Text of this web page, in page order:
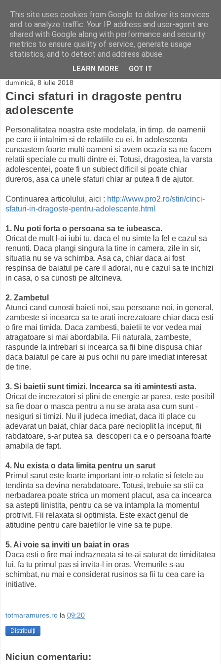
Colegiul Economic
Online
duminică, 8 iulie 2018
Cinci sfaturi in dragoste pentru
adolescente
Personalitatea noastra este modelata, in timp, de oamenii
pe care ii intalnim si de relatiile cu ei. In adolescenta
cunoastem foarte multi oameni si avem ocazia sa ne facem
relatii speciale cu multi dintre ei. Totusi, dragostea, la varsta
adolescentei, poate fi un subiect dificil si poate chiar
dureros, asa ca unele sfaturi chiar ar putea fi de ajutor.
Continuarea articolului, aici : http://www.pro2.ro/stiri/cinci-
sfaturi-in-dragoste-pentru-adolescente.html
1. Nu poti forta o persoana sa te iubeasca.
Oricat de mult l-ai iubi tu, daca el nu simte la fel e cazul sa
renunti. Daca plangi singura la tine in camera, zile in sir,
situatia nu se va schimba. Asa ca, chiar daca ai fost
respinsa de baiatul pe care il adorai, nu e cazul sa te inchizi
in casa, o sa cunosti pe altcineva.
2. Zambetul
Atunci cand cunosti baieti noi, sau persoane noi, in general,
zambeste si incearca sa te arati increzatoare chiar daca esti
o fire mai timida. Daca zambesti, baietii te vor vedea mai
atragatoare si mai abordabila. Fii naturala, zambeste,
raspunde la intrebari si incearca sa fii bine dispusa chiar
daca baiatul pe care ai pus ochii nu pare imediat interesat
de tine.
3. Si baietii sunt timizi. Incearca sa iti amintesti asta.
Oricat de increzatori si plini de energie ar parea, este posibil
sa fie doar o masca pentru a nu se arata asa cum sunt -
nesiguri si timizi. Nu il judeca imediat, daca iti place cu
adevarat un baiat, chiar daca pare necioplit la inceput, fii
rabdatoare, s-ar putea sa descoperi ca e o persoana foarte
amabila de fapt.
4. Nu exista o data limita pentru un sarut
Primul sarut este foarte important intr-o relatie si fetele au
tendinta sa devina nerabdatoare. Totusi, trebuie sa stii ca
nerbadarea poate strica un moment placut, asa ca incearca
sa astepti linistita, pentru ca se va intampla la momentul
protrivit. Fii relaxata si optimista. Este exact genul de
atitudine pentru care baietilor le vine sa te pupe.
5. Ai voie sa inviti un baiat in oras
Daca esti o fire mai indrazneata si te-ai saturat de timiditatea
lui, fa tu primul pas si invita-l in oras. Vremurile s-au
schimbat, nu mai e considerat rusinos sa fii tu cea care ia
initiative.
totmaramures.ro la 09:20
Distribuiți
Niciun comentariu:
This site uses cookies from Google to deliver its services
and to analyze traffic. Your IP address and user-agent are
shared with Google along with performance and security
metrics to ensure quality of service, generate usage
statistics, and to detect and address abuse.
LEARN MORE GOT IT